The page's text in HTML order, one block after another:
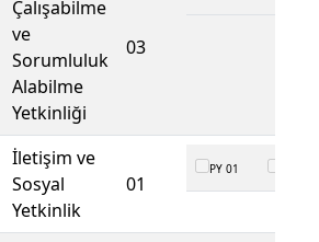
Çalışabilme
ve
Sorumluluk
Alabilme
Yetkinliği
03
İletişim ve
Sosyal
Yetkinlik
01
PY 01